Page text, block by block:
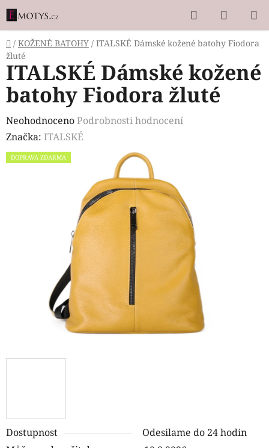
Přejít
na
obsah
Hledat
KOŠÍK
Domů
/ KOŽENÉ BATOHY / ITALSKÉ Dámské kožené batohy Fiodora
žluté
Dostupnost
Odesilame do 24 hodin
ITALSKÉ Dámské kožené
batohy Fiodora žluté
Průměrné
hodnocení
produktu
NeohodnocenoPodrobnosti hodnocení
Značka: ITALSKÉ
DOPRAVA ZDARMA